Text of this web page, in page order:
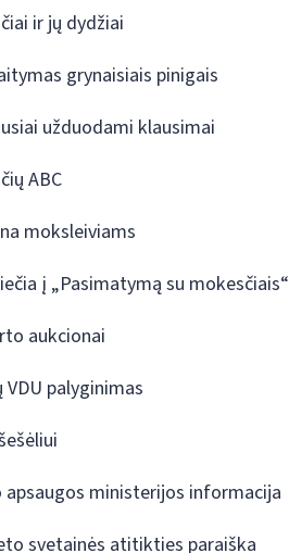
ir jų dydžiai
grynaisiais pinigais
užduodami klausimai
ABC
moksleiviams
į „Pasimatymą su mokesčiais“
aukcionai
VDU palyginimas
apsaugos ministerijos informacija
svetainės atitikties paraiška